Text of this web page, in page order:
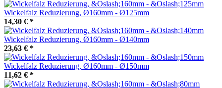
Wickelfalz Reduzierung, Ø160mm - Ø125mm
14,30 € *
Wickelfalz Reduzierung, Ø160mm - Ø140mm
23,63 € *
Wickelfalz Reduzierung, Ø160mm - Ø150mm
11,62 € *